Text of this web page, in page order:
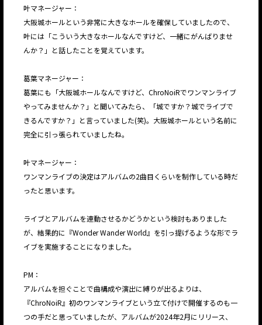
叶マネージャー：
大阪城ホールという非常に大きなホールを確保していましたので、
叶には「こういう大きなホールなんですけど、一緒にがんばりませ
んか？」と話したことを覚えています。
葛葉マネージャー：
葛葉にも「大阪城ホールなんですけど、ChroNoiRでワンマンライブ
やってみませんか？」と聞いてみたら、「城ですか？城でライブで
きるんですか？」と言っていました(笑)。大阪城ホールという名前に
完全に引っ張られていましたね。
叶マネージャー：
ワンマンライブの決定はアルバムの2曲目くらいを制作している時だ
ったと思います。
ライブとアルバムを連動させるかどうかという検討もありました
が、結果的に『Wonder Wander World』を引っ提げるような形でラ
イブを実施することになりました。
PM：
アルバムを担ぐことで曲構成や演出に縛りが出るよりは、
『ChroNoiR』初のワンマンライブという立て付けで開催するのも一
つの手だと思っていましたが、アルバムが2024年2月にリリース、